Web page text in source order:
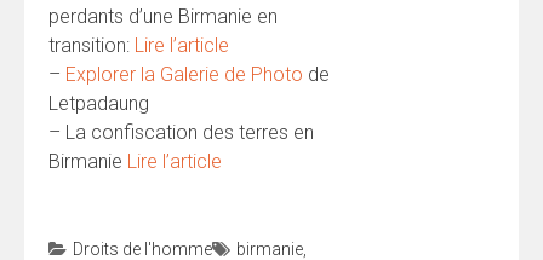
perdants d’une Birmanie en
transition: Lire l’article
– Explorer la Galerie de Photo de
Letpadaung
– La confiscation des terres en
Birmanie Lire l’article
Droits de l'homme birmanie